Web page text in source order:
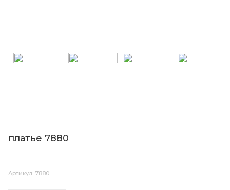
платье 7880
Артикул: 7880